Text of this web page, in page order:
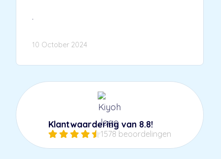
.
10 October 2024
Klantwaardering van 8.8!
1578 beoordelingen